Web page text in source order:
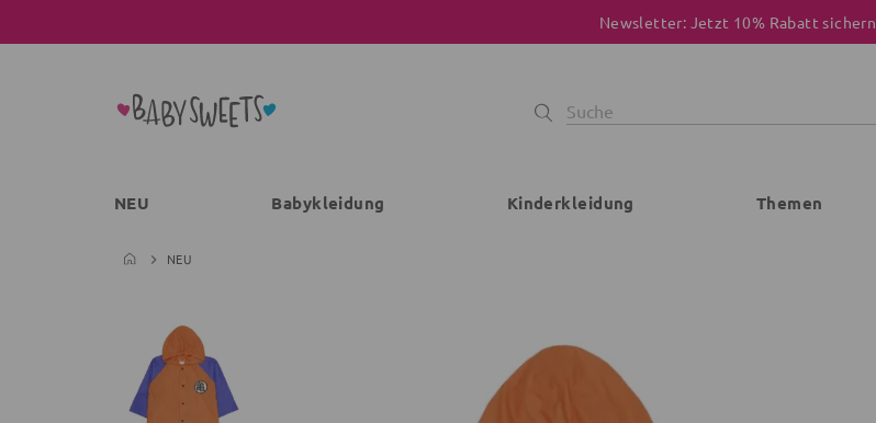
Newsletter: Jetzt 10% Rabatt sichern
NEU Babykleidung Kinderkleidung Themen
NEU